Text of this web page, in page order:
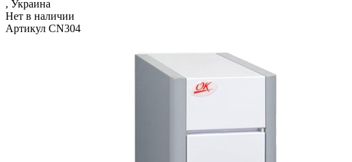
, Украина
Нет в наличии
Артикул CN304